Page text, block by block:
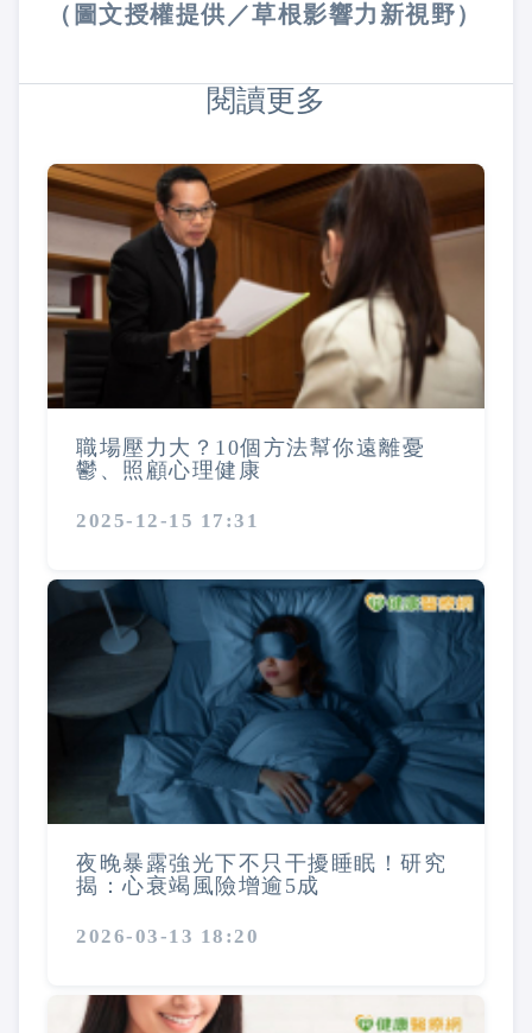
（圖文授權提供／草根影響力新視野）
閱讀更多
職場壓力大？10個方法幫你遠離憂
鬱、照顧心理健康
2025-12-15 17:31
夜晚暴露強光下不只干擾睡眠！研究
揭：心衰竭風險增逾5成
2026-03-13 18:20